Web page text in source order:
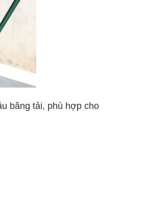
băng tải, phù hợp cho